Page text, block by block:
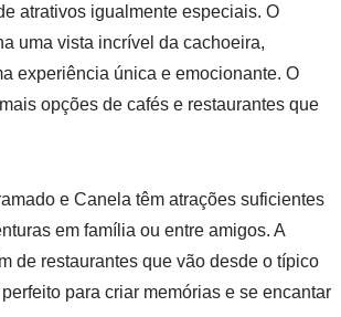
atrativos igualmente especiais. O
uma vista incrível da cachoeira,
experiência única e emocionante. O
opções de cafés e restaurantes que
e Canela têm atrações suficientes
em família ou entre amigos. A
de restaurantes que vão desde o típico
para criar memórias e se encantar